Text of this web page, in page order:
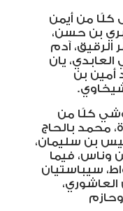
كلًا من أيمن
بن حسن،
الرقيق، آدم
يان
أمين بن
.
كلًا من
محمد بالحاج
بن سليمان،
وناس، فيما
سيباستيان
وحازم